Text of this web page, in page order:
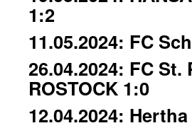
1:2
11.05.2024: FC
26.04.2024: FC St.
ROSTOCK 1:0
12.04.2024: